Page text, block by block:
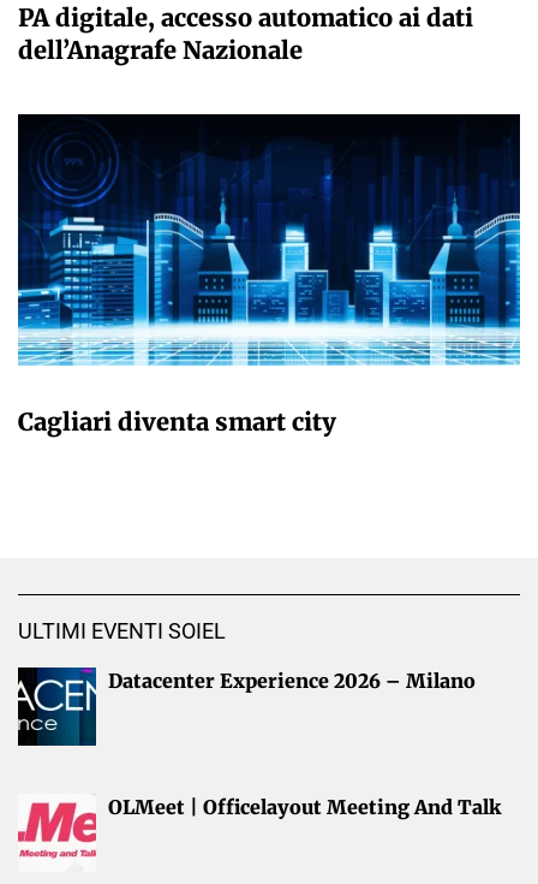
PA digitale, accesso automatico ai dati
dell’Anagrafe Nazionale
Cagliari diventa smart city
ULTIMI EVENTI SOIEL
Datacenter Experience 2026 – Milano
OLMeet | Officelayout Meeting And Talk